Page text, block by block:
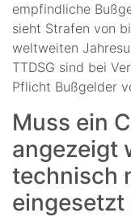
empfindliche
sieht Strafen von
weltweiten
TTDSG sind bei
Pflicht Bußgelder
Muss ein
angezeigt
technisch
eingesetzt